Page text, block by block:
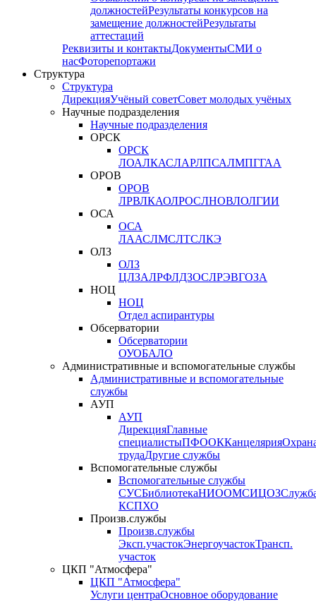
должностейРезультаты конкурсов на
замещение должностейРезультаты
аттестаций
Реквизиты и контактыДокументыСМИ о
насФоторепортажи
Структура
Структура
ДирекцияУчёный советСовет молодых учёных
Научные подразделения
Научные подразделения
ОРСК
ОРСК
ЛОАЛКАСЛАРЛПСАЛМПГГАА
ОРОВ
ОРОВ
ЛРВЛКАОЛРОСЛНОВЛОЛГИИ
ОСА
ОСА
ЛААСЛМСЛТСЛКЭ
ОЛЗ
ОЛЗ
ЦЛЗАЛРФЛДЗОСЛРЭВГОЗА
НОЦ
НОЦ
Отдел аспирантуры
Обсерватории
Обсерватории
ОУОБАЛО
Административные и вспомогательные службы
Административные и вспомогательные
службы
АУП
АУП
ДирекцияГлавные
специалистыПФООККанцелярия
трудаДругие службы
Вспомогательные службы
Вспомогательные службы
СУСБиблиотекаНИООМСИЦОЗ
КСПХО
Произв.службы
Произв.службы
Эксп.участокЭнергоучастокТрансп.
участок
ЦКП "Атмосфера"
ЦКП "Атмосфера"
Услуги центраОсновное оборудование